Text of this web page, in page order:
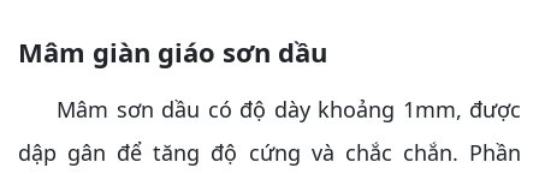
Mâm giàn giáo sơn dầu
Mâm sơn dầu có độ dày khoảng 1mm, được
dập gân để tăng độ cứng và chắc chắn. Phần